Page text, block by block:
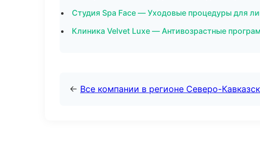
Студия Spa Face — Уходовые процедуры для
Клиника Velvet Luxe — Антивозрастные
← Все компании в регионе Северо-